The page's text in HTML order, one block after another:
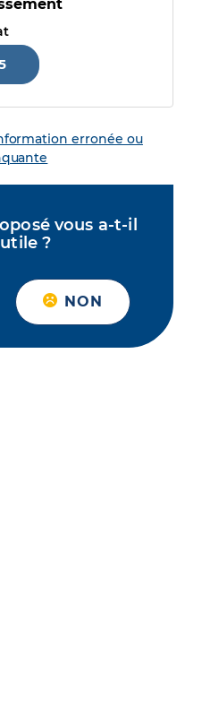
erronée ou
vous a-t-il
?
NON